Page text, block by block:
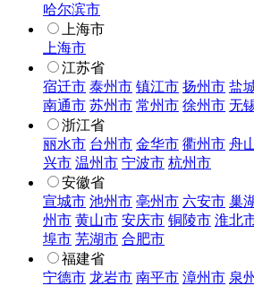
哈尔滨市
上海市
上海市
江苏省
宿迁市 泰州市 镇江市 扬州市 盐
南通市 苏州市 常州市 徐州市 无
浙江省
丽水市 台州市 金华市 衢州市 舟
兴市 温州市 宁波市 杭州市
安徽省
宣城市 池州市 亳州市 六安市 巢
州市 黄山市 安庆市 铜陵市 淮北
埠市 芜湖市 合肥市
福建省
宁德市 龙岩市 南平市 漳州市 泉